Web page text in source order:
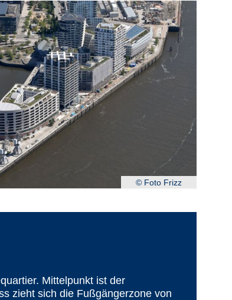
© Foto Frizz
Mittelpunkt ist der
zieht sich die Fußgängerzone von